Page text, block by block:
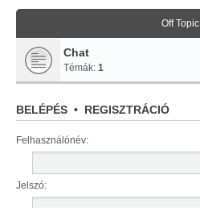
Off Topic
Chat
Témák: 1
BELÉPÉS • REGISZTRÁCIÓ
Felhasználónév:
Jelszó: